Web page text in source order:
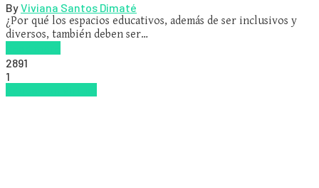
ByViviana Santos Dimaté
¿Por qué los espacios educativos, además de ser inclusivos y
diversos, también deben ser…
2891
1